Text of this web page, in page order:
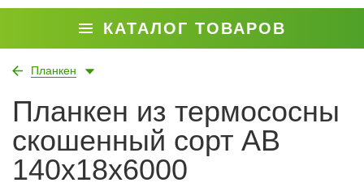
КАТАЛОГ ТОВАРОВ
Планкен
Планкен из термососны
скошенный сорт АВ
140х18х6000